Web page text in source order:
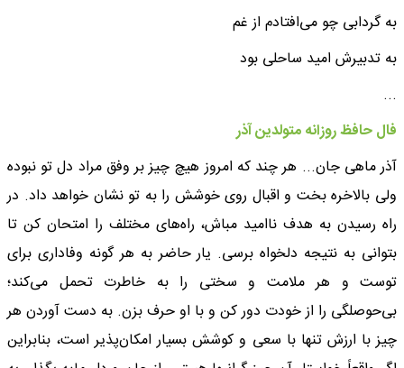
به گردابی چو می‌افتادم از غم
به تدبیرش امید ساحلی بود
...
فال حافظ روزانه متولدین آذر
آذر ماهی جان... هر چند که امروز هیچ چیز بر وفق مراد دل تو نبوده
ولی بالاخره بخت و اقبال روی خوشش را به تو نشان خواهد داد. در
راه رسیدن به هدف ناامید مباش، راه‌های مختلف را امتحان کن تا
بتوانی به نتیجه دلخواه برسی. یار حاضر به هر گونه وفاداری برای
توست و هر ملامت و سختی را به خاطرت تحمل می‌کند؛
بی‌حوصلگی را از خودت دور کن و با او حرف بزن. به دست آوردن هر
چیز با ارزش تنها با سعی و کوشش بسیار امکان‌پذیر است، بنابراین